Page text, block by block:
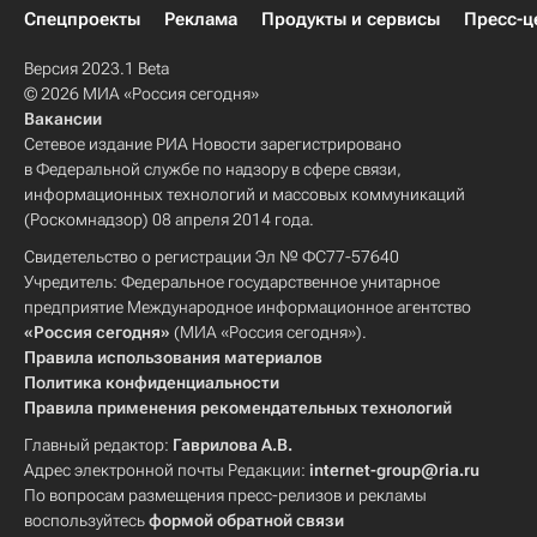
Александр Зубков
Спецпроекты
Реклама Продукты и сервисы Пресс-
Версия 2023.1 Beta
© 2026 МИА «Россия сегодня»
Вакансии
Сетевое издание РИА Новости зарегистрировано
в Федеральной службе по надзору в сфере связи,
информационных технологий и массовых коммуникаций
(Роскомнадзор) 08 апреля 2014 года.
Свидетельство о регистрации Эл № ФС77-57640
Учредитель: Федеральное государственное унитарное
предприятие Международное информационное агентство
«Россия сегодня» (МИА «Россия сегодня»).
Правила использования материалов
Политика конфиденциальности
Правила применения рекомендательных технологий
Главный редактор: Гаврилова А.В.
Адрес электронной почты Редакции: internet-group@ria.ru
По вопросам размещения пресс-релизов и рекламы
воспользуйтесьформой обратной связи